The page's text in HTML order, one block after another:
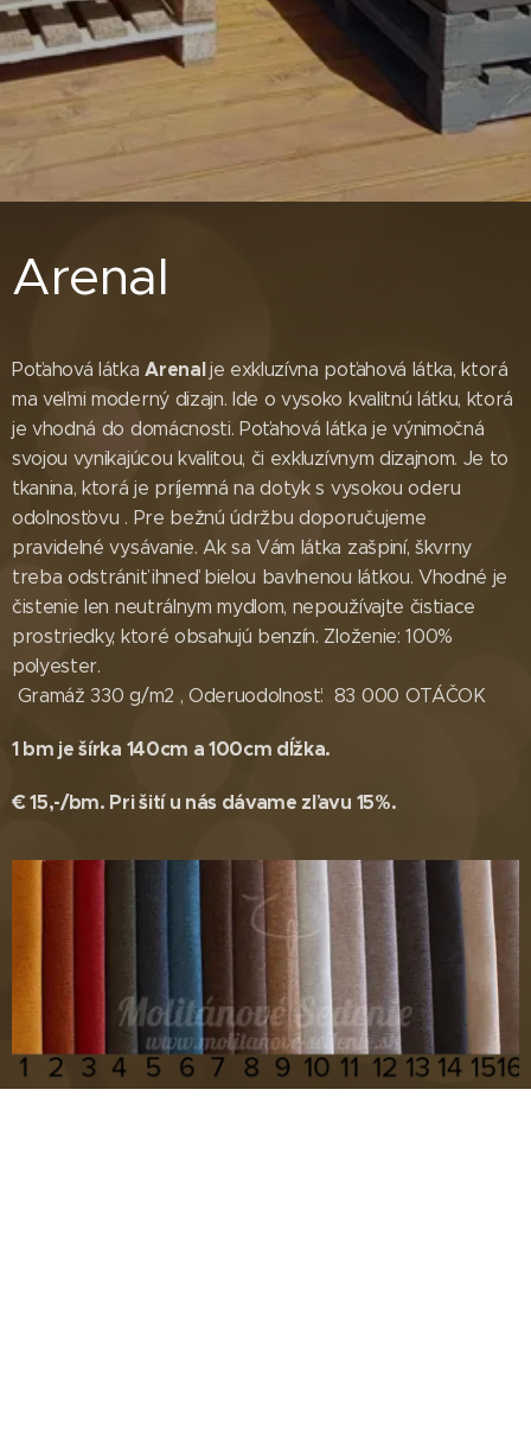
Arenal
Poťahová látkaArenalje exkluzívna poťahová látka, ktorá
ma veľmi moderný dizajn. Ide o vysoko kvalitnú látku, ktorá
je vhodná do domácnosti. Poťahová látka je výnimočná
svojou vynikajúcou kvalitou, či exkluzívnym dizajnom. Je to
tkanina, ktorá je príjemná na dotyk s vysokou oderu
odolnosťovu . Pre bežnú údržbu doporučujeme
pravidelné vysávanie. Ak sa Vám látka zašpiní, škvrny
treba odstrániť ihneď bielou bavlnenou látkou. Vhodné je
čistenie len neutrálnym mydlom, nepoužívajte čistiace
prostriedky, ktoré obsahujú benzín. Zloženie: 100%
polyester.
Gramáž 330 g/m2 , Oderuodolnosť: 83 000 OTÁČOK
1 bm je šírka 140cm a 100cm dĺžka.
€ 15,-/bm. Pri šití u nás dávame zľavu 15%.